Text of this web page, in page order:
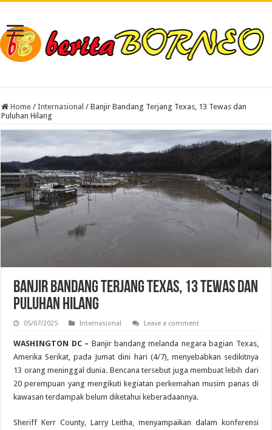
Home / Internasional / Banjir Bandang Terjang Texas, 13 Tewas dan
Puluhan Hilang
Banjir Bandang Terjang Texas, 13 Tewas dan
Puluhan Hilang
05/07/2025 Internasional Leave a comment
WASHINGTON DC – Banjir bandang melanda negara bagian Texas,
Amerika Serikat, pada Jumat dini hari (4/7), menyebabkan sedikitnya
13 orang meninggal dunia. Bencana tersebut juga membuat lebih dari
20 perempuan yang mengikuti kegiatan perkemahan musim panas di
kawasan terdampak belum diketahui keberadaannya.
Sheriff Kerr County, Larry Leitha, menyampaikan dalam konferensi